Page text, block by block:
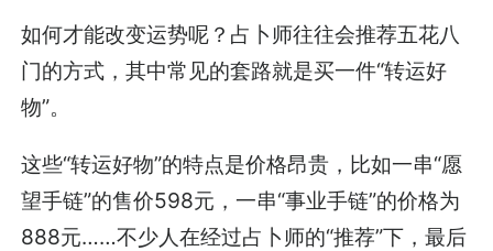
如何才能改变运势呢？占卜师往往会推荐五花八
门的方式，其中常见的套路就是买一件“转运好
物”。
这些“转运好物”的特点是价格昂贵，比如一串“愿
望手链”的售价598元，一串“事业手链”的价格为
888元……不少人在经过占卜师的“推荐”下，最后